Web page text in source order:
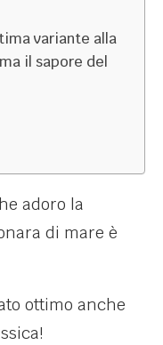
variante alla
il sapore del
adoro la
di mare è
ottimo anche